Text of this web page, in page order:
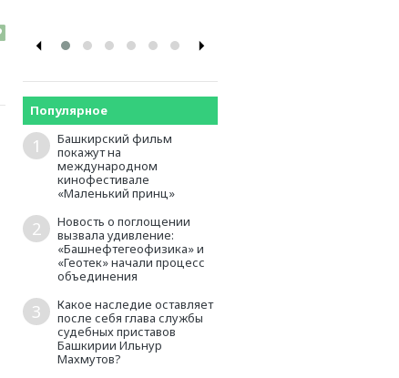
Популярное
1
Башкирский фильм
покажут на
международном
кинофестивале
«Маленький принц»
2
Новость о поглощении
вызвала удивление:
«Башнефтегеофизика» и
«Геотек» начали процесс
объединения
3
Какое наследие оставляет
после себя глава службы
судебных приставов
Башкирии Ильнур
Махмутов?